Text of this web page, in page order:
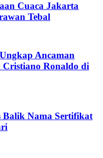
Cuaca Jakarta
Tebal
Ancaman
Ronaldo di
Balik Nama Sertifikat